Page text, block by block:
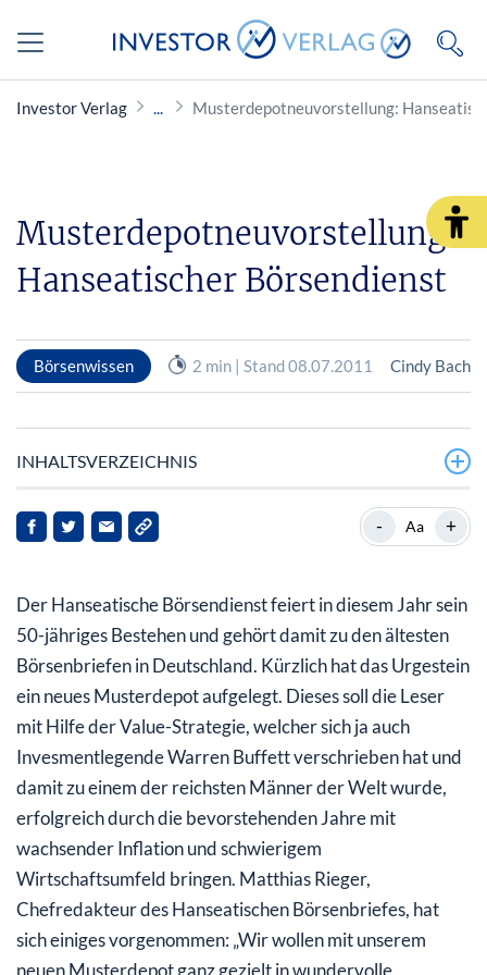
Investor Verlag Musterdepotneuvorstellung:
Musterdepotneuvorstellung:
Hanseatischer Börsendienst
Börsenwissen 2 min | Stand 08.07.2011 Cindy Bach
INHALTSVERZEICHNIS
- Aa +
Der Hanseatische Börsendienst feiert in diesem Jahr sein
50-jähriges Bestehen und gehört damit zu den ältesten
Börsenbriefen in Deutschland. Kürzlich hat das Urgestein
ein neues Musterdepot aufgelegt. Dieses soll die Leser
mit Hilfe der Value-Strategie, welcher sich ja auch
Invesmentlegende Warren Buffett verschrieben hat und
damit zu einem der reichsten Männer der Welt wurde,
erfolgreich durch die bevorstehenden Jahre mit
wachsender Inflation und schwierigem
Wirtschaftsumfeld bringen. Matthias Rieger,
Chefredakteur des Hanseatischen Börsenbriefes, hat
sich einiges vorgenommen: „Wir wollen mit unserem
neuen Musterdepot ganz gezielt in wundervolle